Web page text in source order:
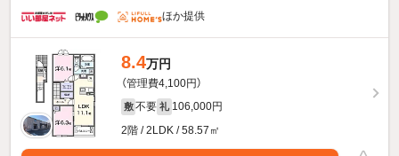
ほか提供
8.4万円
（管理費4,100円）
敷 不要 礼 106,000円
2階 / 2LDK / 58.57㎡